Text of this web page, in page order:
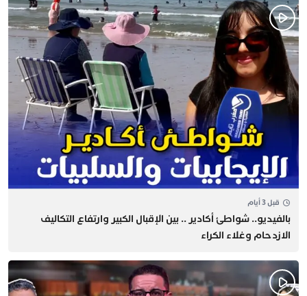
قبل 3 أيام
بالفيديو.. شواطئ أكادير .. بين الإقبال الكبير وارتفاع التكاليف
الازدحام وغلاء الكراء